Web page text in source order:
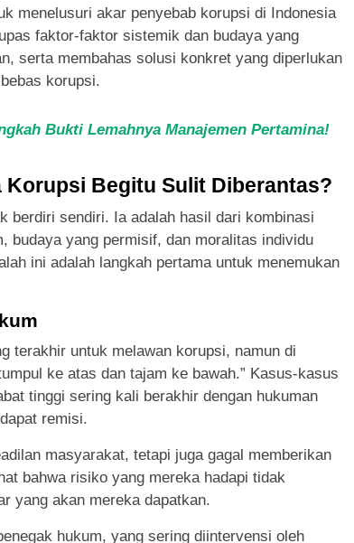
menelusuri akar penyebab korupsi di Indonesia
faktor-faktor sistemik dan budaya yang
serta membahas solusi konkret yang diperlukan
korupsi.
Bukti Lemahnya Manajemen Pertamina!
Korupsi Begitu Sulit Diberantas?
berdiri sendiri. Ia adalah hasil dari kombinasi
budaya yang permisif, dan moralitas individu
ini adalah langkah pertama untuk menemukan
terakhir untuk melawan korupsi, namun di
ke atas dan tajam ke bawah.” Kasus-kasus
tinggi sering kali berakhir dengan hukuman
remisi.
masyarakat, tetapi juga gagal memberikan
bahwa risiko yang mereka hadapi tidak
yang akan mereka dapatkan.
hukum, yang sering diintervensi oleh